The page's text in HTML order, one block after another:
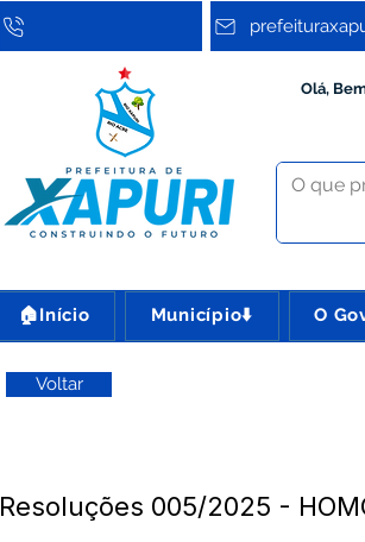
Olá,
🏠Início Município⬇️ O
Voltar
Resoluções 005/2025 -